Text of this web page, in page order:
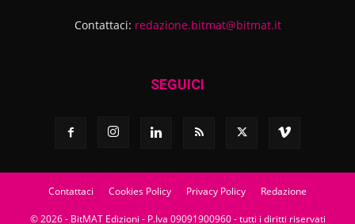
Contattaci: redazione.bitmat@bitmat.it
SEGUICI
Contattaci Cookies Policy Privacy Policy Redazione
© 2026 - BitMAT Edizioni - P.Iva 09091900960 - tutti i diritti riservati